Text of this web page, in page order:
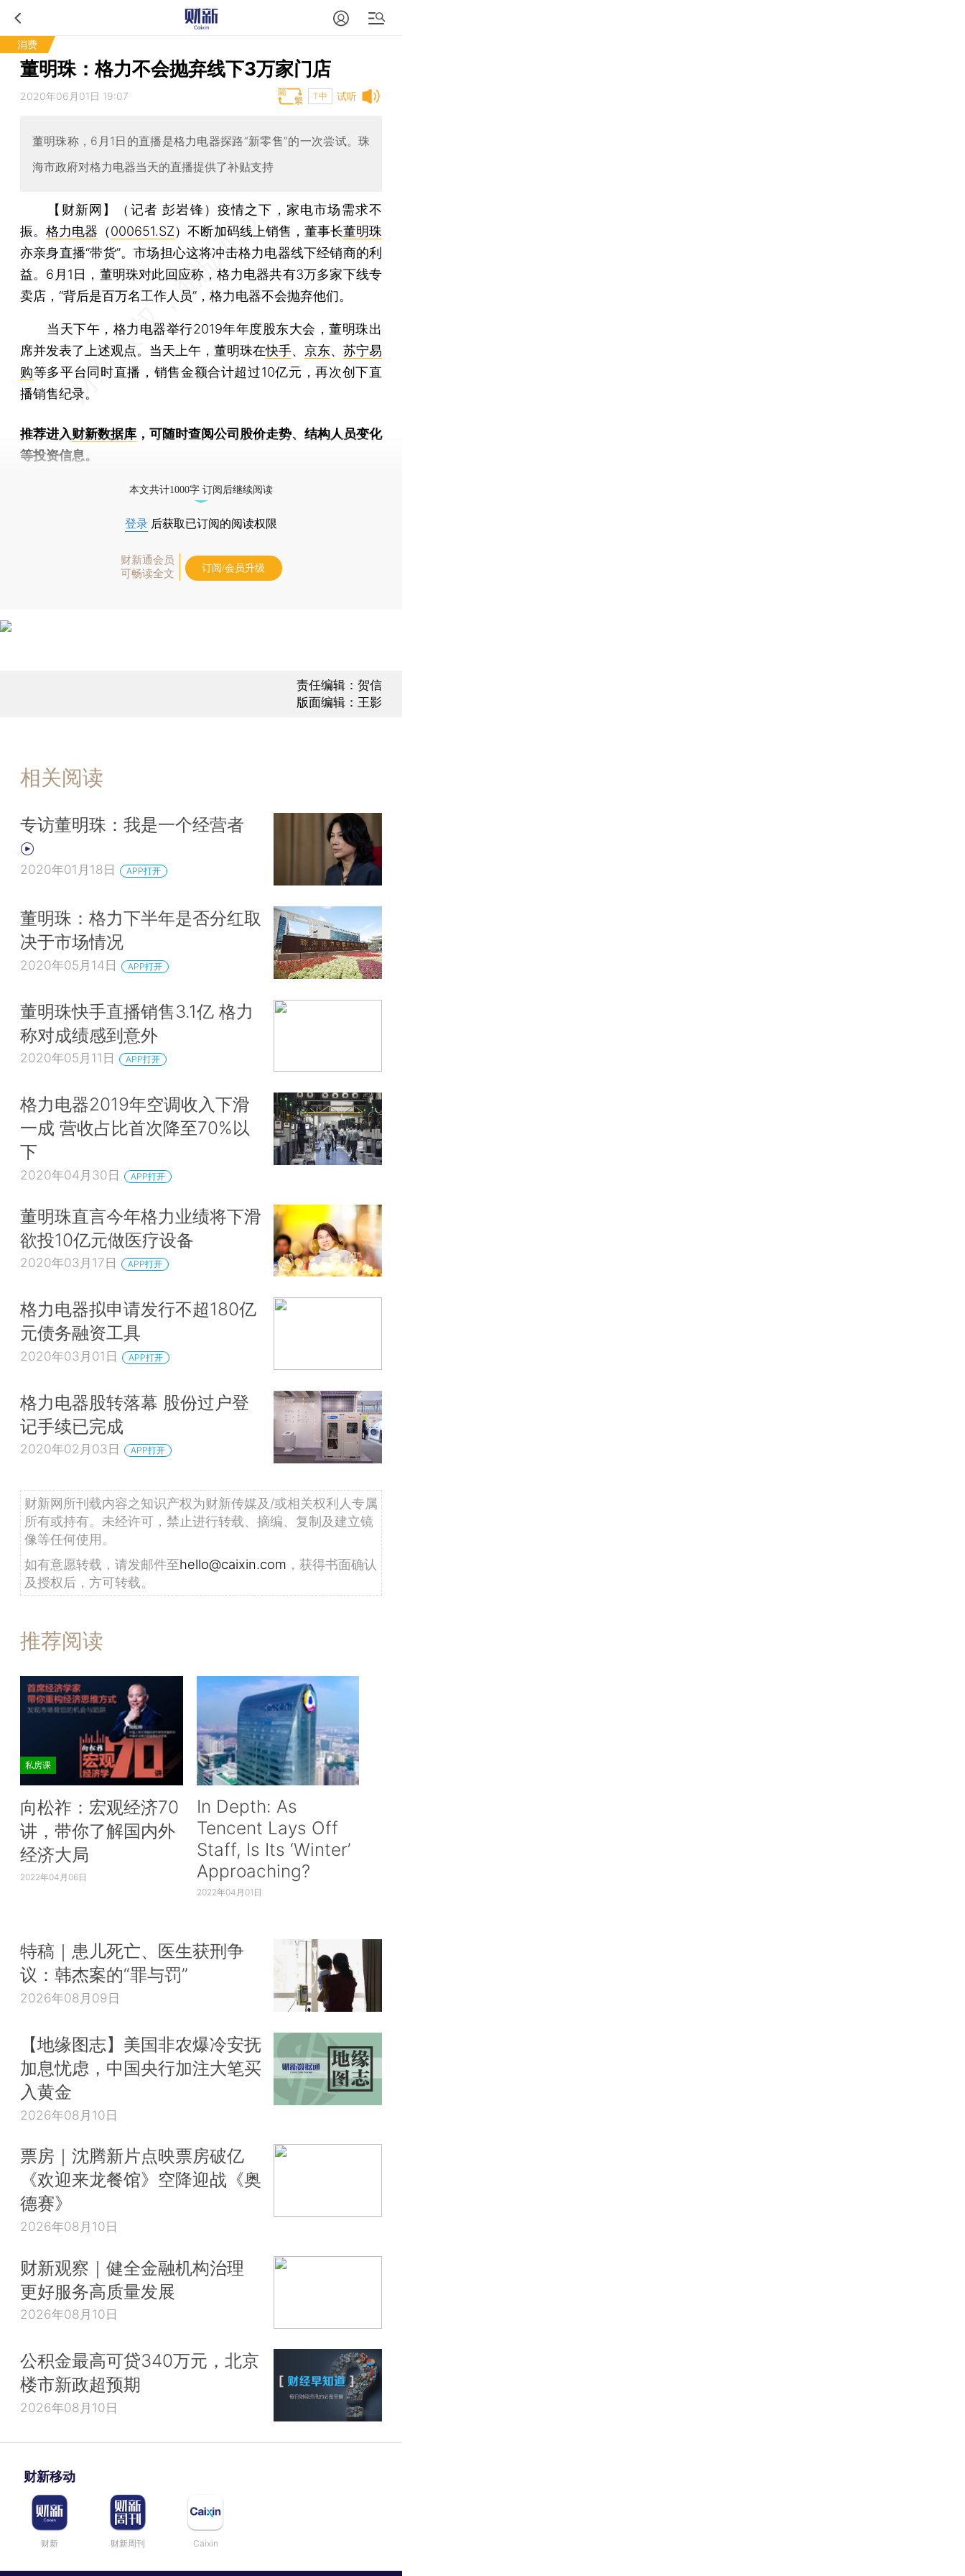
消费
董明珠：格力不会抛弃线下3万家门店
试听
2020年06月01日 19:07 T中
董明珠称，6月1日的直播是格力电器探路“新零售”的一次尝试。珠
海市政府对格力电器当天的直播提供了补贴支持
【财新网】（记者 彭岩锋） 疫情之下，家电市场需求不
振。格力电器 （000651.SZ）不断加码线上销售，董事长董明珠
亦亲身直播“带货”。市场担心这将冲击格力电器线下经销商的利
益。6月1日，董明珠对此回应称，格力电器共有3万多家下线专
卖店，“背后是百万名工作人员”，格力电器不会抛弃他们。
当天下午，格力电器举行2019年年度股东大会，董明珠出
席并发表了上述观点。当天上午，董明珠在快手、 京东、 苏宁易
购等多平台同时直播，销售金额合计超过10亿元，再次创下直
播销售纪录。
推荐进入财新数据库 ，可随时查阅公司股价走势、结构人员变化
等投资信息。
本文共计1000字 订阅后继续阅读
登录 后获取已订阅的阅读权限
财新通会员
可畅读全文
订阅/会员升级
责任编辑：贺信
版面编辑：王影
相关阅读
专访董明珠：我是一个经营者
2020年01月18日 APP打开
董明珠：格力下半年是否分红取
决于市场情况
2020年05月14日 APP打开
董明珠快手直播销售3.1亿 格力
称对成绩感到意外
2020年05月11日 APP打开
格力电器2019年空调收入下滑
一成 营收占比首次降至70%以
下
2020年04月30日 APP打开
董明珠直言今年格力业绩将下滑
欲投10亿元做医疗设备
2020年03月17日 APP打开
格力电器拟申请发行不超180亿
元债务融资工具
2020年03月01日 APP打开
格力电器股转落幕 股份过户登
记手续已完成
2020年02月03日 APP打开
财新网所刊载内容之知识产权为财新传媒及/或相关权利人专属
所有或持有。未经许可，禁止进行转载、摘编、复制及建立镜
像等任何使用。
如有意愿转载，请发邮件至hello@caixin.com ，获得书面确认
及授权后，方可转载。
推荐阅读
私房课
向松祚：宏观经济70
讲，带你了解国内外
经济大局
2022年04月06日
In Depth: As
Tencent Lays Off
Staff, Is Its ‘Winter’
Approaching?
2022年04月01日
特稿｜患儿死亡、医生获刑争
议：韩杰案的“罪与罚”
2026年08月09日
【地缘图志】美国非农爆冷安抚
加息忧虑，中国央行加注大笔买
入黄金
2026年08月10日
票房｜沈腾新片点映票房破亿
《欢迎来龙餐馆》空降迎战《奥
德赛》
2026年08月10日
财新观察｜健全金融机构治理
更好服务高质量发展
2026年08月10日
公积金最高可贷340万元，北京
楼市新政超预期
2026年08月10日
财新移动
财新 财新周刊 Caixin